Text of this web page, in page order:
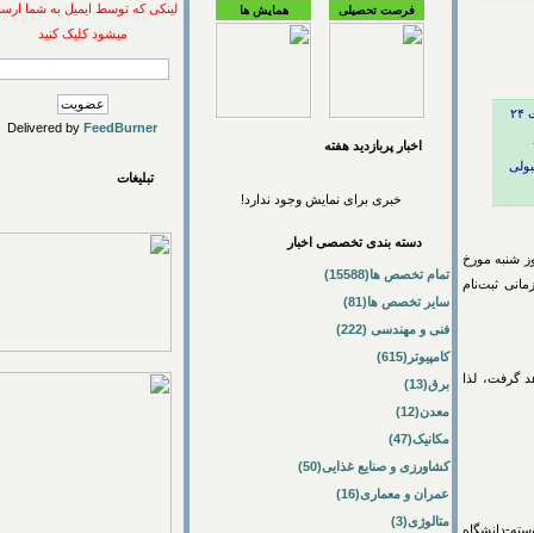
تا ساعت ۲۴
از روز چهارشنبه مورخ ۱۴۰۴/۷/۱۶ تا ساعت ۲۴ روز شنبه مورخ
ثبت‌نام
لذا
فرصت تحصیلی همایش ها
اخبار پربازديد هفته
خبری برای نمایش وجود ندارد!
دسته بندی تخصصی اخبار
تمام تخصص ها(15588)
سایر تخصص ها(81)
فنی و مهندسی (222)
کامپیوتر(615)
برق(13)
معدن(12)
مکانیک(47)
کشاورزی و صنایع غذایی(50)
عمران و معماری(16)
متالوژی(3)
لینکی که توسط ایمیل به شما ارسال
میشود کلیک کنید
Delivered byFeedBurner
تبلیغات